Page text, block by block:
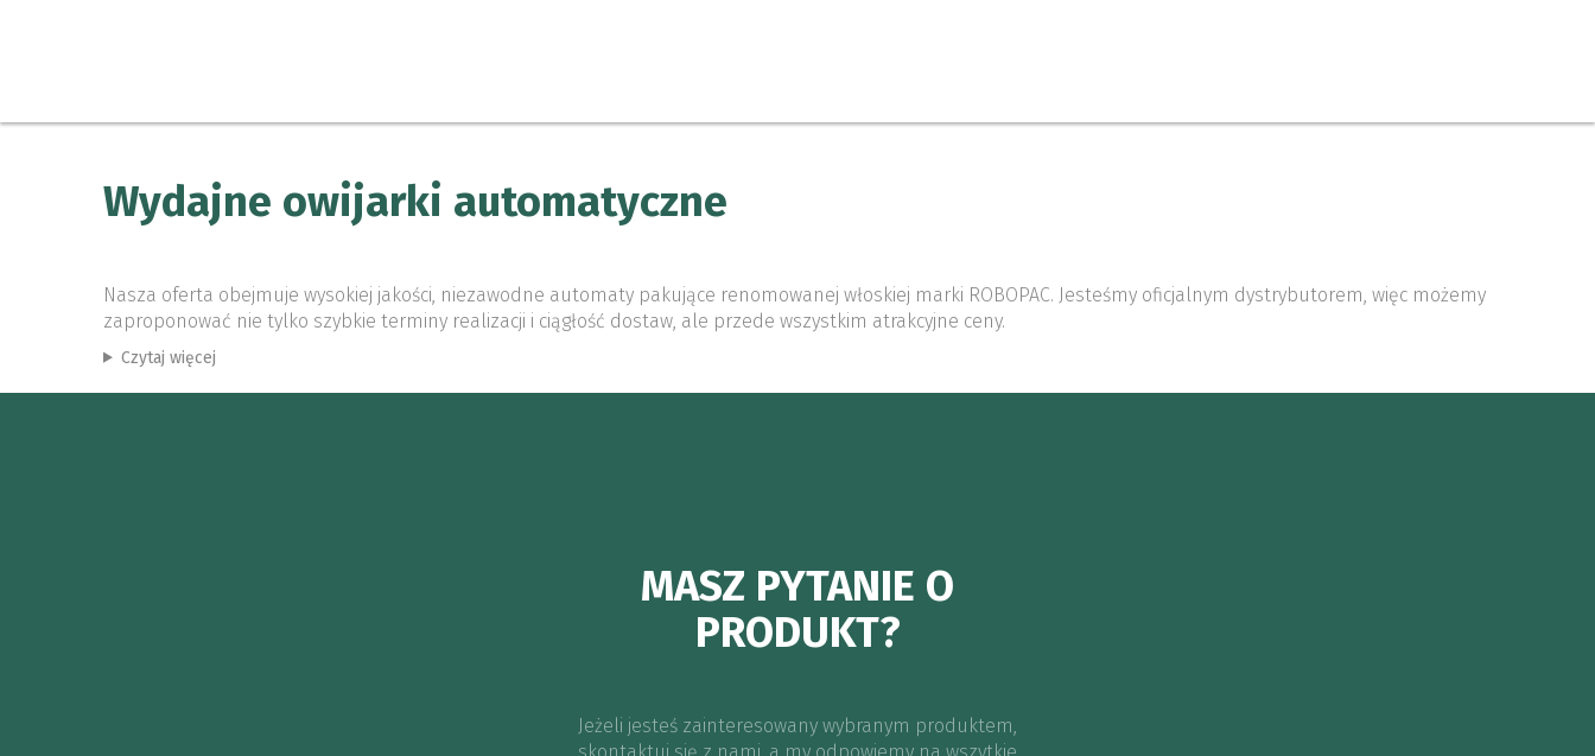
Wydajne owijarki automatyczne
Nasza oferta obejmuje wysokiej jakości, niezawodne automaty pakujące renomowanej włoskiej marki ROBOPAC. Jesteśmy oficjalnym dystrybutorem, więc możemy
zaproponować nie tylko szybkie terminy realizacji i ciągłość dostaw, ale przede wszystkim atrakcyjne ceny.
Czytaj więcej
MASZ PYTANIE O
PRODUKT?
Jeżeli jesteś zainteresowany wybranym produktem,